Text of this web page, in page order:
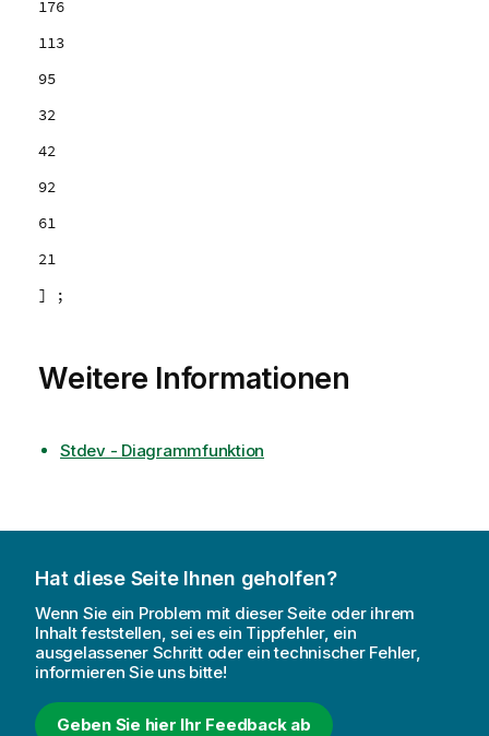
176
113
95
32
42
92
61
21
] ;
Weitere Informationen
Stdev - Diagrammfunktion
Hat diese Seite Ihnen geholfen?
Wenn Sie ein Problem mit dieser Seite oder ihrem
Inhalt feststellen, sei es ein Tippfehler, ein
ausgelassener Schritt oder ein technischer Fehler,
informieren Sie uns bitte!
Geben Sie hier Ihr Feedback ab